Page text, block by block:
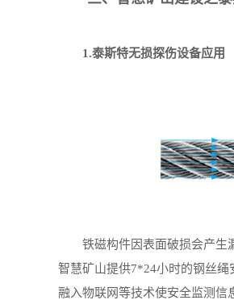
1.泰斯特无损探伤设备应用
铁磁构件因表面破损会产生漏
智慧矿山提供7*24小时的钢丝
融入物联网等技术使安全监测信